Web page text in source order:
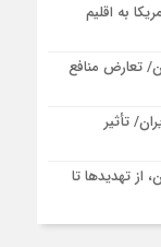
به اقلیم
تعارض منافع
تأثیر
از تهدیدها تا